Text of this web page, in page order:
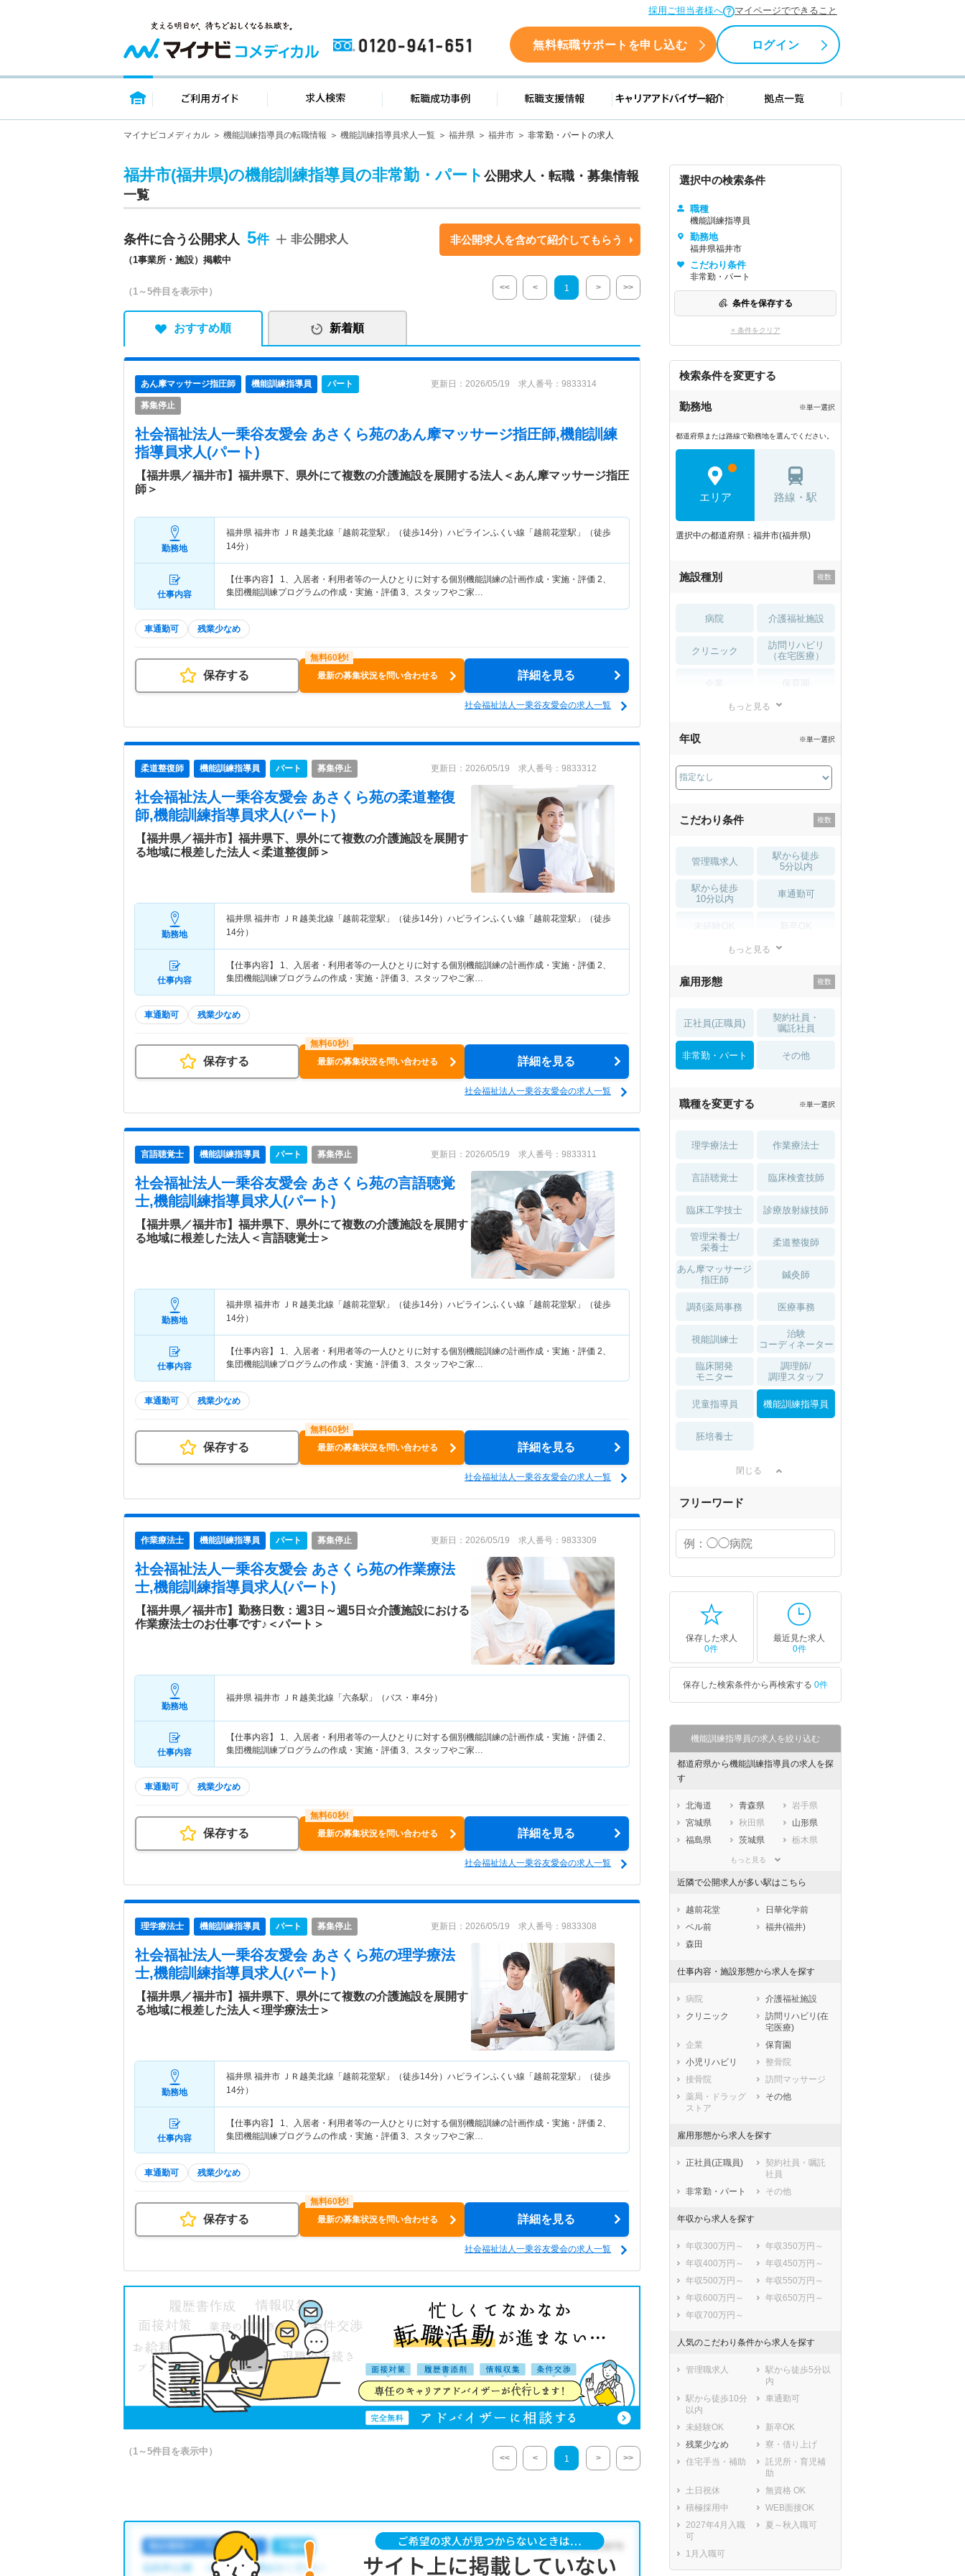
採用ご担当者様へ マイページでできること
0120-941-651 無料転職サポートを申し込む ログイン
トップページ ご利用ガイド 求人検索 転職成功事例 転職支援情報 キャリアアドバイザー紹介 拠点一覧
マイナビコメディカル 機能訓練指導員の転職情報 機能訓練指導員求人一覧 福井県 福井市 非常勤・パートの求人
福井市(福井県)の機能訓練指導員の非常勤・パート 公開求人・転職・募集情報
一覧
条件に合う公開求人 5
（1事業所・施設）掲載中
非公開求人 非公開求人を含めて紹介してもらう
（1～5件目を表示中） << < 1 > >>
おすすめ順 新着順
あん摩マッサージ指圧師 機能訓練指導員 パート
募集停止
更新日：2026/05/19 求人番号：9833314
社会福祉法人一乗谷友愛会 あさくら苑のあん摩マッサージ指圧師,機能訓練
指導員求人(パート)
【福井県／福井市】福井県下、県外にて複数の介護施設を展開する法人＜あん摩マッサージ指圧
師＞
勤務地
福井県 福井市 ＪＲ越美北線「越前花堂駅」（徒歩14分）ハピラインふくい線「越前花堂駅」（徒歩
14分）
仕事内容
【仕事内容】 1、入居者・利用者等の一人ひとりに対する個別機能訓練の計画作成・実施・評価 2、
集団機能訓練プログラムの作成・実施・評価 3、スタッフやご家…
車通勤可 残業少なめ
保存する 最新の募集状況を問い合わせる 詳細を見る
社会福祉法人一乗谷友愛会の求人一覧
柔道整復師 機能訓練指導員 パート 募集停止 更新日：2026/05/19 求人番号：9833312
社会福祉法人一乗谷友愛会 あさくら苑の柔道整復
師,機能訓練指導員求人(パート)
【福井県／福井市】福井県下、県外にて複数の介護施設を展開す
る地域に根差した法人＜柔道整復師＞
勤務地
福井県 福井市 ＪＲ越美北線「越前花堂駅」（徒歩14分）ハピラインふくい線「越前花堂駅」（徒歩
14分）
仕事内容
【仕事内容】 1、入居者・利用者等の一人ひとりに対する個別機能訓練の計画作成・実施・評価 2、
集団機能訓練プログラムの作成・実施・評価 3、スタッフやご家…
車通勤可 残業少なめ
保存する 最新の募集状況を問い合わせる 詳細を見る
社会福祉法人一乗谷友愛会の求人一覧
言語聴覚士 機能訓練指導員 パート 募集停止 更新日：2026/05/19 求人番号：9833311
社会福祉法人一乗谷友愛会 あさくら苑の言語聴覚
士,機能訓練指導員求人(パート)
【福井県／福井市】福井県下、県外にて複数の介護施設を展開す
る地域に根差した法人＜言語聴覚士＞
勤務地
福井県 福井市 ＪＲ越美北線「越前花堂駅」（徒歩14分）ハピラインふくい線「越前花堂駅」（徒歩
14分）
仕事内容
【仕事内容】 1、入居者・利用者等の一人ひとりに対する個別機能訓練の計画作成・実施・評価 2、
集団機能訓練プログラムの作成・実施・評価 3、スタッフやご家…
車通勤可 残業少なめ
保存する 最新の募集状況を問い合わせる 詳細を見る
社会福祉法人一乗谷友愛会の求人一覧
作業療法士 機能訓練指導員 パート 募集停止 更新日：2026/05/19 求人番号：9833309
社会福祉法人一乗谷友愛会 あさくら苑の作業療法
士,機能訓練指導員求人(パート)
【福井県／福井市】勤務日数：週3日～週5日☆介護施設における
作業療法士のお仕事です♪＜パート＞
勤務地
福井県 福井市 ＪＲ越美北線「六条駅」（バス・車4分）
仕事内容
【仕事内容】 1、入居者・利用者等の一人ひとりに対する個別機能訓練の計画作成・実施・評価 2、
集団機能訓練プログラムの作成・実施・評価 3、スタッフやご家…
車通勤可 残業少なめ
保存する 最新の募集状況を問い合わせる 詳細を見る
社会福祉法人一乗谷友愛会の求人一覧
理学療法士 機能訓練指導員 パート 募集停止 更新日：2026/05/19 求人番号：9833308
社会福祉法人一乗谷友愛会 あさくら苑の理学療法
士,機能訓練指導員求人(パート)
【福井県／福井市】福井県下、県外にて複数の介護施設を展開す
る地域に根差した法人＜理学療法士＞
勤務地
福井県 福井市 ＪＲ越美北線「越前花堂駅」（徒歩14分）ハピラインふくい線「越前花堂駅」（徒歩
14分）
仕事内容
【仕事内容】 1、入居者・利用者等の一人ひとりに対する個別機能訓練の計画作成・実施・評価 2、
集団機能訓練プログラムの作成・実施・評価 3、スタッフやご家…
車通勤可 残業少なめ
保存する 最新の募集状況を問い合わせる 詳細を見る
社会福祉法人一乗谷友愛会の求人一覧
（1～5件目を表示中）
<< < 1 > >>
選択中の検索条件
職種
機能訓練指導員
勤務地
福井県福井市
こだわり条件
非常勤・パート
条件を保存する
× 条件をクリア
検索条件を変更する
勤務地 ※単一選択
都道府県または路線で勤務地を選んでください。
エリア 路線・駅
選択中の都道府県：福井市(福井県)
施設種別
病院 介護福祉施設
クリニック
訪問リハビリ
（在宅医療）
薬局・
もっと見る
年収 ※単一選択
こだわり条件
管理職求人
駅から徒歩
5分以内
駅から徒歩
10分以内
車通勤可
住宅手当・補助
土日祝休 無資格 OK
積極採用中 WEB面接OK
もっと見る
雇用形態
正社員(正職員)
契約社員・
嘱託社員
非常勤・パート その他
職種を変更する ※単一選択
理学療法士 作業療法士
言語聴覚士 臨床検査技師
臨床工学技士 診療放射線技師
管理栄養士/
栄養士
柔道整復師
あん摩マッサージ
指圧師
鍼灸師
調剤薬局事務 医療事務
視能訓練士
治験
コーディネーター
臨床開発
モニター
調理師/
調理スタッフ
児童指導員 機能訓練指導員
胚培養士
閉じる
フリーワード
保存した求人
0件
最近見た求人
0件
保存した検索条件から再検索する 0件
機能訓練指導員の求人を絞り込む
都道府県から機能訓練指導員の求人を探
す
北海道 青森県
岩手県
宮城県
秋田県
山形県
福島県
茨城県
栃木県
埼玉県
石川県
福井県
岐阜県
静岡県
愛知県
三重県
滋賀県
鳥取県
島根県
岡山県
広島県
山口県
徳島県
香川県
愛媛県
高知県
長崎県
熊本県
大分県
鹿児島県
沖縄県
もっと見る
近隣で公開求人が多い駅はこちら
越前花堂
日華化学前
ベル前
福井(福井)
森田
仕事内容・施設形態から求人を探す
病院
介護福祉施設
クリニック
訪問リハビリ(在
宅医療)
企業
保育園
小児リハビリ
整骨院
接骨院
訪問マッサージ
薬局・ドラッグ
ストア
その他
雇用形態から求人を探す
正社員(正職員)
契約社員・嘱託
社員
非常勤・パート
その他
年収から求人を探す
年収300万円～
年収350万円～
年収400万円～
年収450万円～
年収500万円～
年収550万円～
年収600万円～
年収650万円～
年収700万円～
人気のこだわり条件から求人を探す
管理職求人
駅から徒歩5分以
内
駅から徒歩10分
以内
車通勤可
未経験OK
新卒OK
残業少なめ
寮・借り上げ
住宅手当・補助
託児所・育児補
助
土日祝休
無資格 OK
積極採用中
WEB面接OK
2027年4月入職
可
夏～秋入職可
1月入職可